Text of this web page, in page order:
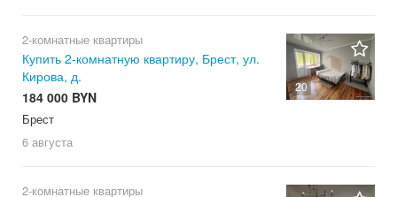
20
2-комнатные квартиры
Купить 2-комнатную квартиру, Брест, ул.
Кирова, д.
184 000 BYN
Брест
6 августа
2-комнатные квартиры